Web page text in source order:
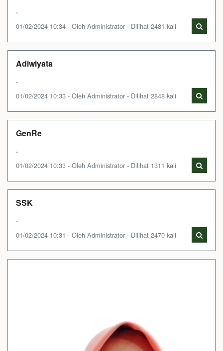
.
01/02/2024 10:34 - Oleh Administrator - Dilihat 2481 kali
Adiwiyata
.
01/02/2024 10:33 - Oleh Administrator - Dilihat 2848 kali
GenRe
.
01/02/2024 10:33 - Oleh Administrator - Dilihat 1311 kali
SSK
.
01/02/2024 10:31 - Oleh Administrator - Dilihat 2470 kali